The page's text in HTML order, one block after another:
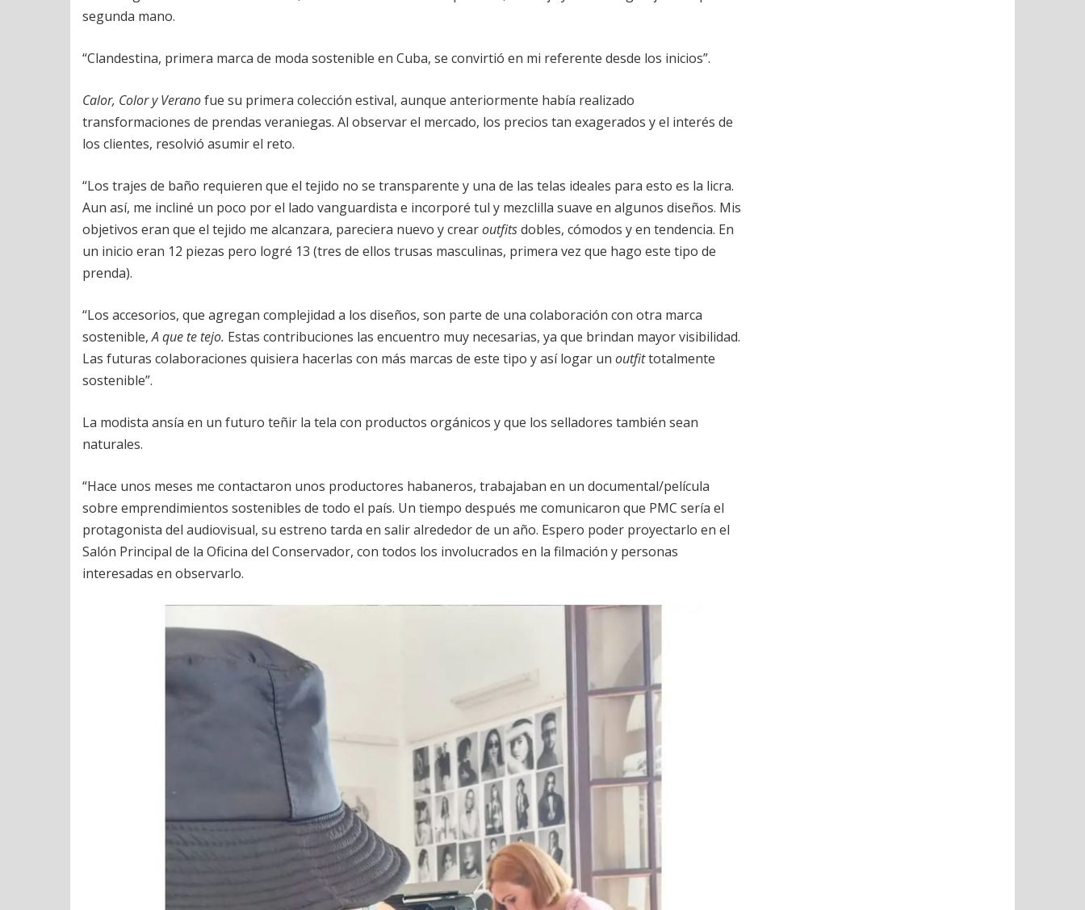
segunda mano.
“Clandestina, primera marca de moda sostenible en Cuba, se convirtió en mi referente desde los inicios”.
Calor, Color y Veranofue su primera colección estival, aunque anteriormente había realizado
transformaciones de prendas veraniegas. Al observar el mercado, los precios tan exagerados y el interés de
los clientes, resolvió asumir el reto.
“Los trajes de baño requieren que el tejido no se transparente y una de las telas ideales para esto es la licra.
Aun así, me incliné un poco por el lado vanguardista e incorporé tul y mezclilla suave en algunos diseños. Mis
objetivos eran que el tejido me alcanzara, pareciera nuevo y crearoutfitsdobles, cómodos y en tendencia. En
un inicio eran 12 piezas pero logré 13 (tres de ellos trusas masculinas, primera vez que hago este tipo de
prenda).
“Los accesorios, que agregan complejidad a los diseños, son parte de una colaboración con otra marca
sostenible,A que te tejo. Estas contribuciones las encuentro muy necesarias, ya que brindan mayor visibilidad.
Las futuras colaboraciones quisiera hacerlas con más marcas de este tipo y así logar un outfittotalmente
sostenible”.
La modista ansía en un futuro teñir la tela con productos orgánicos y que los selladores también sean
naturales.
“Hace unos meses me contactaron unos productores habaneros, trabajaban en un documental/película
sobre emprendimientos sostenibles de todo el país. Un tiempo después me comunicaron que PMC sería el
protagonista del audiovisual, su estreno tarda en salir alrededor de un año. Espero poder proyectarlo en el
Salón Principal de la Oficina del Conservador, con todos los involucrados en la filmación y personas
interesadas en observarlo.